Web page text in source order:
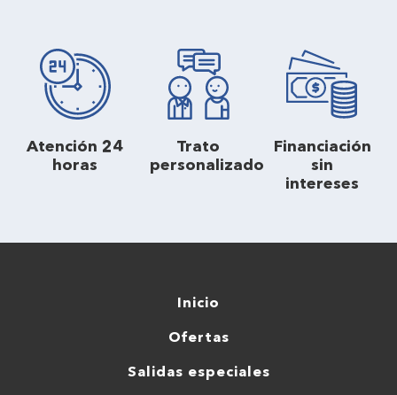
Atención 24
horas
Trato
personalizado
Financiación
sin
intereses
Inicio
Ofertas
Salidas especiales